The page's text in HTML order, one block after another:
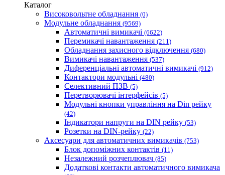
Промфактор
Термофіт
Укренерго-Альянс (Україна)
Каталог
Високовольтне обладнання (0)
Модульне обладнання (9569)
Автоматичні вимикачі (6622)
Перемикачі навантаження (211)
Обладнання захисного відключення (680)
Вимикачі навантаження (537)
Диференціальні автоматичні вимикачі (912)
Контактори модульні (480)
Селективний ПЗВ (5)
Перетворювачі інтерфейсів (5)
Модульні кнопки управління на Din рейку
(42)
Індикатори напруги на DIN рейку (53)
Розетки на DIN-рейку (22)
Аксесуари для автоматичних вимикачів (753)
Блок допоміжних контактів (11)
Незалежний розчеплювач (85)
Додаткові контакти автоматичного вимикача